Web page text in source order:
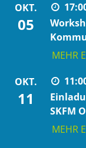
OKT.
05
MEHR
OKT.
11
SKFM
MEHR